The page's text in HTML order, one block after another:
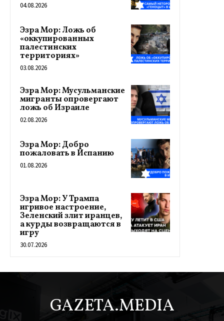
04.08.2026
Эзра Мор: Ложь об
«оккупированных
палестинских
территориях»
03.08.2026
Эзра Мор: Мусульманские
мигранты опровергают
ложь об Израиле
02.08.2026
Эзра Мор: Добро
пожаловать в Испанию
01.08.2026
Эзра Мор: У Трампа
игривое настроение,
Зеленский злит иранцев,
а курды возвращаются в
игру
30.07.2026
GAZETA.MEDIA